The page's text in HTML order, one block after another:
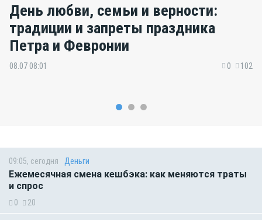
День любви, семьи и верности:
традиции и запреты праздника
Петра и Февронии
08.07 08:01 0 102
09:05, сегодня Деньги
Ежемесячная смена кешбэка: как меняются траты
и спрос
0 20